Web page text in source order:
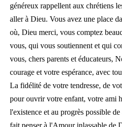
généreux rappellent aux chrétiens
aller à Dieu. Vous avez une place
où, Dieu merci, vous comptez
vous, qui vous soutiennent et qui
vous, chers parents et éducateurs,
courage et votre espérance, avec
La fidélité de votre tendresse, de
pour ouvrir votre enfant, votre ami
l'existence et au progrès possible
fait penser à l'Amour inlassable de